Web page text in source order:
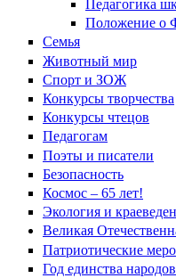
Педагогика
Положение о
Семья
Животный мир
Спорт и ЗОЖ
Конкурсы творчества
Конкурсы чтецов
Педагогам
Поэты и писатели
Безопасность
Космос – 65 лет!
Экология и
Великая
Патриотические
Год единства